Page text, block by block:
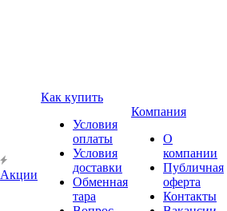
Акции
Как купить
Условия
оплаты
Условия
доставки
Обменная
тара
Компания
О
компании
Публичная
оферта
Контакты